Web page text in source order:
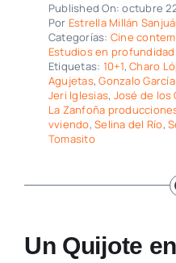
Published On: octubre
Por Estrella Millán
Categorías: Cine
Estudios en profundidad
Etiquetas: 10+1,Charo
Agujetas,Gonzalo
Jeri Iglesias, José de los
La Zanfoña
vviendo,Selina del Río,
Tomasito
Un Quijote